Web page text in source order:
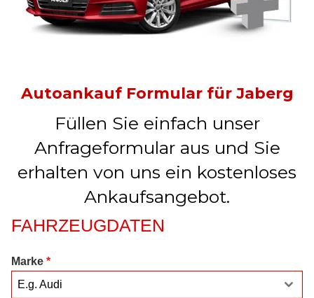
Autoankauf Formular für Jaberg
Füllen Sie einfach unser
Anfrageformular aus und Sie
erhalten von uns ein kostenloses
Ankaufsangebot.
FAHRZEUGDATEN
Marke *
E.g. Audi